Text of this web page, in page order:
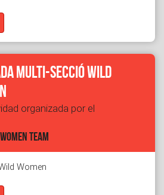
Multi-Secció Wild
organizada por el
TEAM
Women